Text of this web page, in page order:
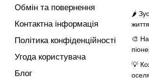
🌶️
🎨
💡
Обмін та повернення
Контактна інформація
Політика конфіденційності
Угода користувача
Блог